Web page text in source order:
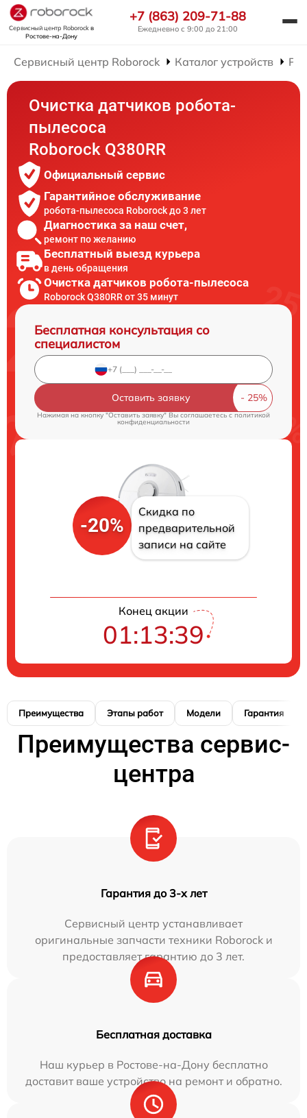
Сервисный центр Roborockв
Ростове-на-Дону
+7 (863) 209-71-88
Ежедневно с 9:00 до 21:00
Сервисный центр Roborock Каталог устройств
Очистка датчиков робота-
пылесоса
Roborock Q380RR
Официальный сервис
Гарантийное обслуживание
робота-пылесоса Roborock до 3 лет
Диагностика за наш счет,
ремонт по желанию
Бесплатный выезд курьера
в день обращения
Очистка датчиков робота-пылесоса
Roborock Q380RR от 35 минут
Бесплатная консультация со
специалистом
Оставить заявку
Нажимая на кнопку "Оставить заявку" Вы соглашаетесь cполитикой
конфиденциальности
-20%
Скидка по
предварительной
записи на сайте
Конец акции
01:13:38
Преимущества Этапы работ Модели Гарантия
Преимущества сервис-
центра
Гарантия до 3-х лет
Сервисный центр устанавливает
оригинальные запчасти техники Roborock и
предоставляет гарантию до 3 лет.
Бесплатная доставка
Наш курьер в Ростове-на-Дону бесплатно
доставит ваше устройство на ремонт и обратно.